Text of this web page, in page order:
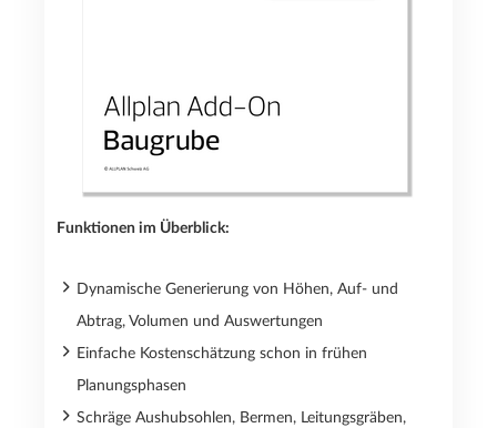
Funktionen im Überblick:
Dynamische Generierung von Höhen, Auf- und
Abtrag, Volumen und Auswertungen
Einfache Kostenschätzung schon in frühen
Planungsphasen
Schräge Aushubsohlen, Bermen, Leitungsgräben,